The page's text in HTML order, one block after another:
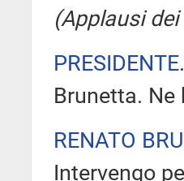
(Applausi
PRESIDENTE
Brunetta.
RENATO
Intervengo